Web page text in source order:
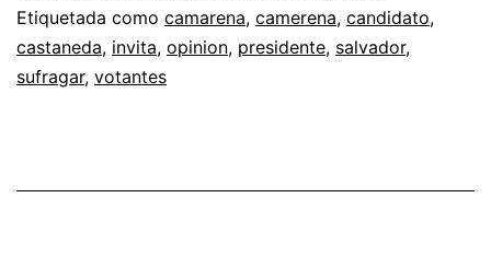
Etiquetada como camarena, camerena, candidato,
castaneda, invita, opinion, presidente, salvador,
sufragar, votantes